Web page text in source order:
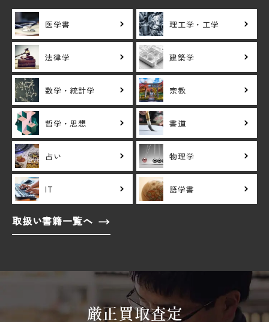
医学書 理工学・工学
法律学 建築学
数学・統計学 宗教
哲学・思想 書道
占い 物理学
IT 語学書
取扱い書籍一覧へ
厳正買取査定